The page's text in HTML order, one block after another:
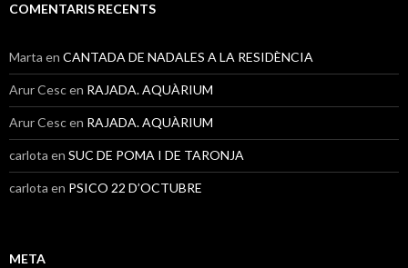
COMENTARIS RECENTS
Marta en CANTADA DE NADALES A LA RESIDÈNCIA
Arur Cescen RAJADA. AQUÀRIUM
Arur Cescen RAJADA. AQUÀRIUM
carlota en SUC DE POMA I DE TARONJA
carlota en PSICO 22 D’OCTUBRE
META